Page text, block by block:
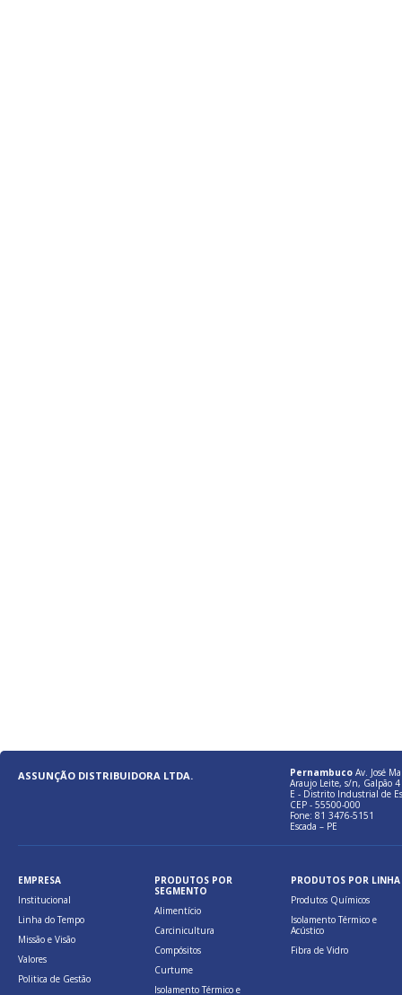
ASSUNÇÃO DISTRIBUIDORA LTDA. Pernambuco Av. José
Araujo Leite, s/n, Galpão 4
E - Distrito Industrial de
CEP - 55500-000
Fone: 81 3476-5151
Escada – PE
EMPRESA
Institucional
Linha do Tempo
Missão e Visão
Valores
Politica de Gestão
PRODUTOS POR
SEGMENTO
Alimentício
Carcinicultura
Compósitos
Curtume
Isolamento Térmico e
PRODUTOS POR LINHA
Produtos Químicos
Isolamento Térmico e
Acústico
Fibra de Vidro